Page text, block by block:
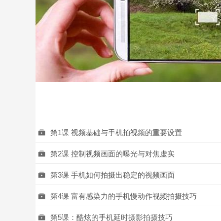
第1课 视频基础与手机拍视频的重要设置
第2课 控制视频画面的曝光与对焦虚实
第3课 手机如何拍摄出稳定的视频画面
第4课 富有感染力的手机慢动作视频拍摄技巧
第5课：酷炫的手机延时摄影拍摄技巧